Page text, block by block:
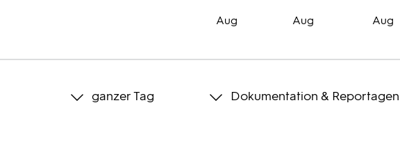
Aug Aug Aug
ganzer Tag Dokumentation & Reportagen